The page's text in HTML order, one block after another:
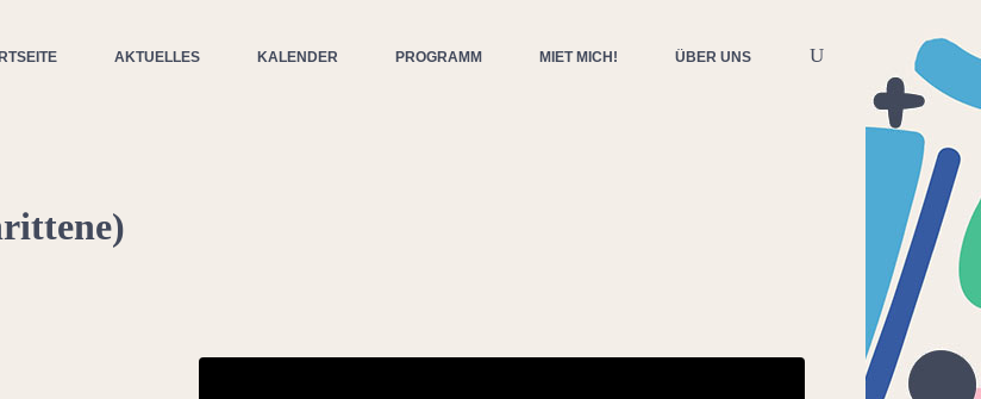
AKTUELLES KALENDER PROGRAMM MIET MICH! ÜBER UNS